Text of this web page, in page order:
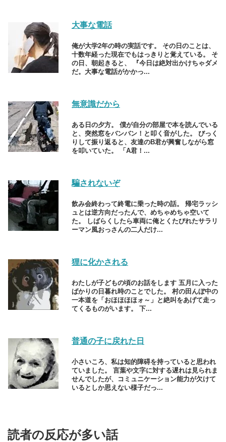
大事な電話
俺が大学2年の時の実話です。 その日のことは、
十数年経った現在でもはっきりと覚えている。 そ
の日、朝起きると、 『今日は絶対出かけちゃダメ
だ。大事な電話がかかっ...
無意識だから
ある日の夕方。 僕が自分の部屋で本を読んでいる
と、突然窓をバンバン！と叩く音がした。 びっく
りして振り返ると、友達のB君が興奮しながら窓
を叩いていた。 「A君！...
騙されないぞ
飲み会終わって終電に乗った時の話。 帰宅ラッシ
ュとは逆方向だったんで、めちゃめちゃ空いて
た。 しばらくしたら車両に俺とくたびれたサラリ
ーマン風おっさんの二人だけ...
狸に化かされる
わたしが子どもの頃のお話をします 五月に入った
ばかりの日暮れ時のことでした。 村の田んぼ中の
一本道を「おほほほほォ～」と絶叫をあげて走っ
てくるものがいます。 下...
普通の子に戻れた日
小さいころ、私は知的障碍を持っていると思われ
ていました。 言葉や文字に対する遅れは見られま
せんでしたが、コミュニケーション能力が欠けて
いるとしか思えない様子だっ...
読者の反応が多い話